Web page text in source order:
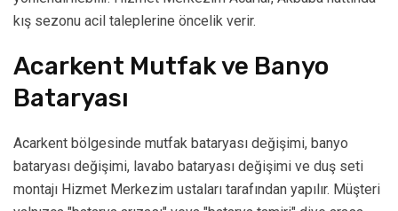
kış sezonu acil taleplerine öncelik verir.
Acarkent Mutfak ve Banyo
Bataryası
Acarkent bölgesinde mutfak bataryası değişimi, banyo
bataryası değişimi, lavabo bataryası değişimi ve duş seti
montajı Hizmet Merkezim ustaları tarafından yapılır. Müşteri